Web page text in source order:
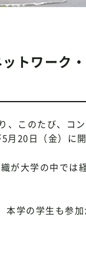
トワーク
このたび、コ
20日（金）に
大学の中では
学の学生も参加